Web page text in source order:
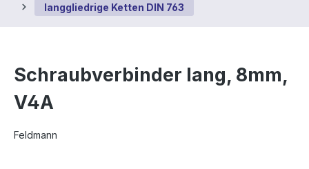
langgliedrige Ketten DIN 763
Schraubverbinder lang, 8mm,
V4A
Feldmann